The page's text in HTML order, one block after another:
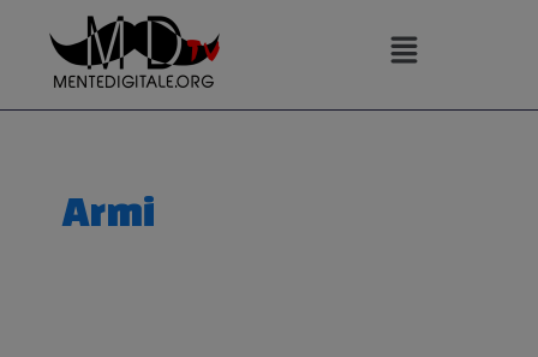
contenuto
Armi